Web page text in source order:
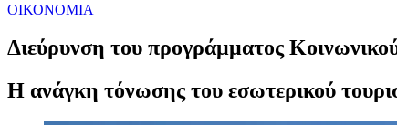
ΟΙΚΟΝΟΜΙΑ
Διεύρυνση του προγράμματος
Η ανάγκη τόνωσης του εσωτερικού